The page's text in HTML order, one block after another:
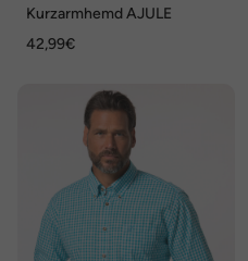
Kurzarmhemd AJULE
42,99€